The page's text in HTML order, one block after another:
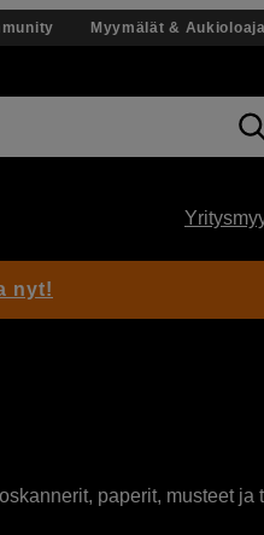
Myymälät &
paperit, musteet
nyt!